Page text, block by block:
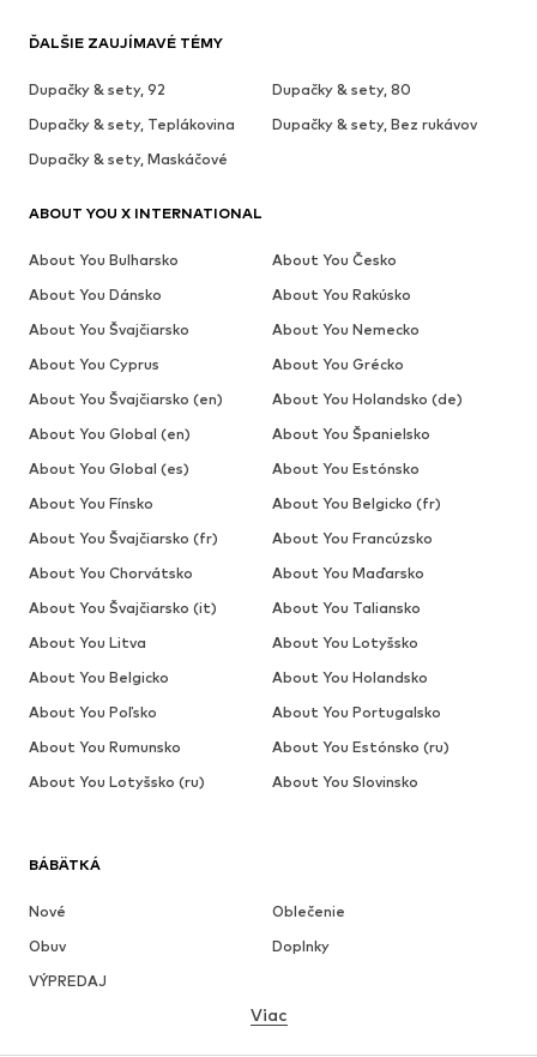
BÁBÄTKÁ
Nové
Oblečenie
Obuv
Doplnky
VÝPREDAJ
Viac
ĎALŠIE ZAUJÍMAVÉ TÉMY
Dupačky & sety, 92
Dupačky & sety, 80
Dupačky & sety, Teplákovina
Dupačky & sety, Bez rukávov
Dupačky & sety, Maskáčové
ABOUT YOU X INTERNATIONAL
About You Bulharsko
About You Česko
About You Dánsko
About You Rakúsko
About You Švajčiarsko
About You Nemecko
About You Cyprus
About You Grécko
About You Švajčiarsko (en)
About You Holandsko (de)
About You Global (en)
About You Španielsko
About You Global (es)
About You Estónsko
About You Fínsko
About You Belgicko (fr)
About You Švajčiarsko (fr)
About You Francúzsko
About You Chorvátsko
About You Maďarsko
About You Švajčiarsko (it)
About You Taliansko
About You Litva
About You Lotyšsko
About You Belgicko
About You Holandsko
About You Poľsko
About You Portugalsko
About You Rumunsko
About You Estónsko (ru)
About You Lotyšsko (ru)
About You Slovinsko